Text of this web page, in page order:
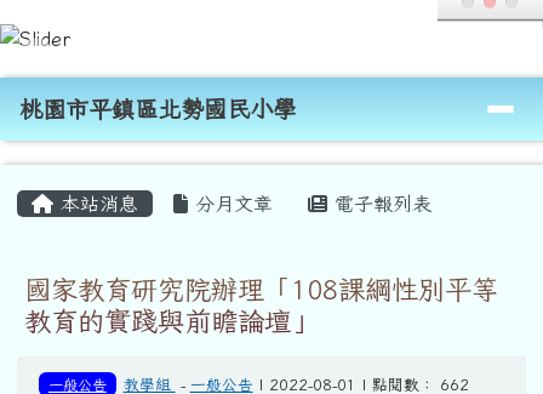
跳至主內容區
桃園市平鎮區北勢國民小學
導覽列
桃園市平鎮區北勢國民小學
本站消息 分月文章 電子報列表
國家教育研究院辦理「108課綱性別平等
教育的實踐與前瞻論壇」
一般公告 教學組 - 一般公告 | 2022-08-01 | 點閱數： 662